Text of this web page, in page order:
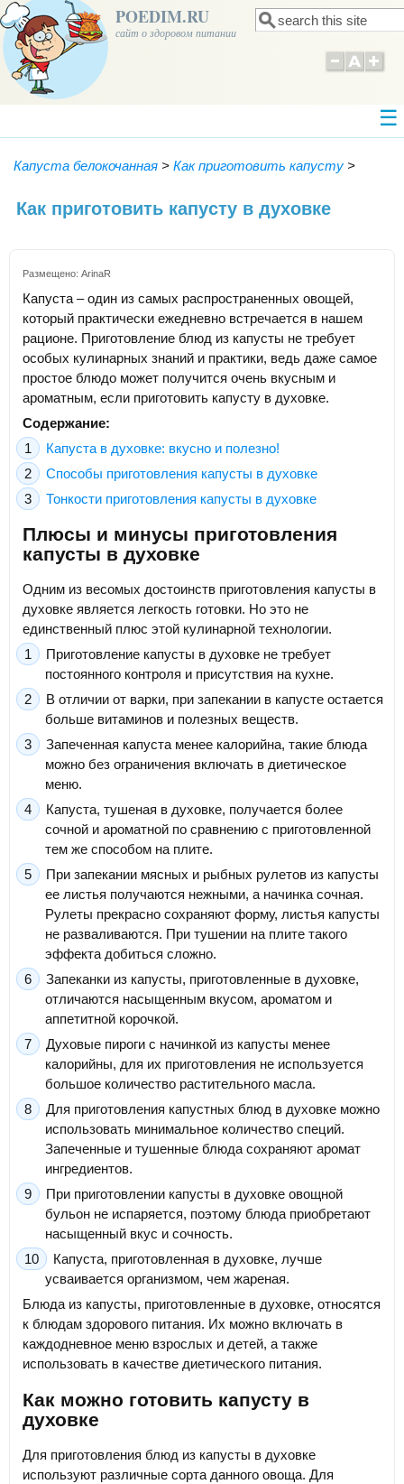
POEDIM.RU
сайт о здоровом питании Форма поиска
Поиск
Капуста белокочанная > Как приготовить капусту >
Как приготовить капусту в духовке
Размещено: ArinaR
Капуста – один из самых распространенных овощей,
который практически ежедневно встречается в нашем
рационе. Приготовление блюд из капусты не требует
особых кулинарных знаний и практики, ведь даже самое
простое блюдо может получится очень вкусным и
ароматным, если приготовить капусту в духовке.
Содержание:
Капуста в духовке: вкусно и полезно!
Способы приготовления капусты в духовке
Тонкости приготовления капусты в духовке
Плюсы и минусы приготовления
капусты в духовке
Одним из весомых достоинств приготовления капусты в
духовке является легкость готовки. Но это не
единственный плюс этой кулинарной технологии.
Приготовление капусты в духовке не требует
постоянного контроля и присутствия на кухне.
В отличии от варки, при запекании в капусте остается
больше витаминов и полезных веществ.
Запеченная капуста менее калорийна, такие блюда
можно без ограничения включать в диетическое
меню.
Капуста, тушеная в духовке, получается более
сочной и ароматной по сравнению с приготовленной
тем же способом на плите.
При запекании мясных и рыбных рулетов из капусты
ее листья получаются нежными, а начинка сочная.
Рулеты прекрасно сохраняют форму, листья капусты
не разваливаются. При тушении на плите такого
эффекта добиться сложно.
Запеканки из капусты, приготовленные в духовке,
отличаются насыщенным вкусом, ароматом и
аппетитной корочкой.
Духовые пироги с начинкой из капусты менее
калорийны, для их приготовления не используется
большое количество растительного масла.
Для приготовления капустных блюд в духовке можно
использовать минимальное количество специй.
Запеченные и тушенные блюда сохраняют аромат
ингредиентов.
При приготовлении капусты в духовке овощной
бульон не испаряется, поэтому блюда приобретают
насыщенный вкус и сочность.
Капуста, приготовленная в духовке, лучше
усваивается организмом, чем жареная.
Блюда из капусты, приготовленные в духовке, относятся
к блюдам здорового питания. Их можно включать в
каждодневное меню взрослых и детей, а также
использовать в качестве диетического питания.
Как можно готовить капусту в
духовке
Для приготовления блюд из капусты в духовке
используют различные сорта данного овоща. Для